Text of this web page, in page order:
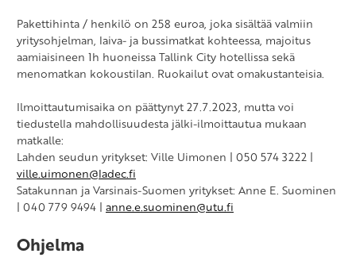
Pakettihinta / henkilö on 258 euroa, joka sisältää valmiin
yritysohjelman, laiva- ja bussimatkat kohteessa, majoitus
aamiaisineen 1h huoneissa Tallink City hotellissa sekä
menomatkan kokoustilan. Ruokailut ovat omakustanteisia.
Ilmoittautumisaika on päättynyt 27.7.2023, mutta voi
tiedustella mahdollisuudesta jälki-ilmoittautua mukaan
matkalle:
Lahden seudun yritykset: Ville Uimonen | 050 574 3222 |
ville.uimonen@ladec.fi
Satakunnan ja Varsinais-Suomen yritykset: Anne E. Suominen
| 040 779 9494 | anne.e.suominen@utu.fi
Ohjelma